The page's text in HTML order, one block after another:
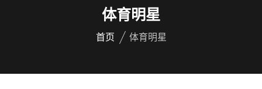
体育明星
首页 体育明星